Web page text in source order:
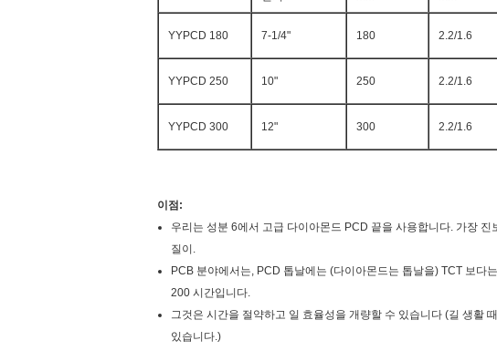
YYPCD 180 7-1/4" 180 2.2/1.6
YYPCD 250 10" 250 2.2/1.6
YYPCD 300 12" 300 2.2/1.6
이점:
우리는 성분 6에서 고급 다이아몬드 PCD 끝을 사용합니다. 가장
질이.
PCB 분야에서는, PCD 톱날에는 (다이아몬드는 톱날을) TCT 보다
200 시간입니다.
그것은 시간을 절약하고 일 효율성을 개량할 수 있습니다 (길 생활
있습니다.)